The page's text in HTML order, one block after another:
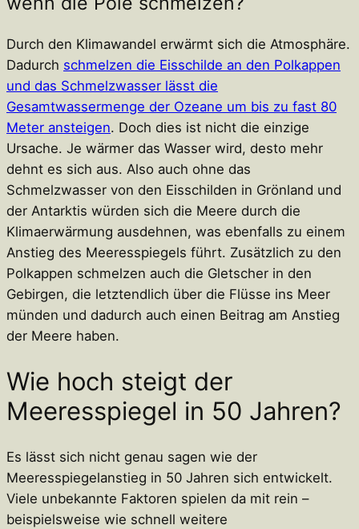
Durch den Klimawandel erwärmt sich die Atmosphäre.
Dadurch schmelzen die Eisschilde an den Polkappen
und das Schmelzwasser lässt die
Gesamtwassermenge der Ozeane um bis zu fast 80
Meter ansteigen. Doch dies ist nicht die einzige
Ursache. Je wärmer das Wasser wird, desto mehr
dehnt es sich aus. Also auch ohne das
Schmelzwasser von den Eisschilden in Grönland und
der Antarktis würden sich die Meere durch die
Klimaerwärmung ausdehnen, was ebenfalls zu einem
Anstieg des Meeresspiegels führt. Zusätzlich zu den
Polkappen schmelzen auch die Gletscher in den
Gebirgen, die letztendlich über die Flüsse ins Meer
münden und dadurch auch einen Beitrag am Anstieg
der Meere haben.
Wie hoch steigt der
Meeresspiegel in 50 Jahren?
Es lässt sich nicht genau sagen wie der
Meeresspiegelanstieg in 50 Jahren sich entwickelt.
Viele unbekannte Faktoren spielen da mit rein –
beispielsweise wie schnell weitere